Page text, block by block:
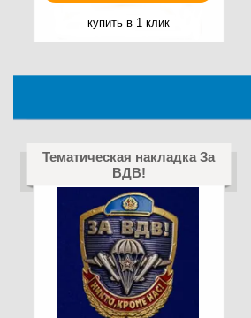
купить в 1 клик
Тематическая накладка За
ВДВ!